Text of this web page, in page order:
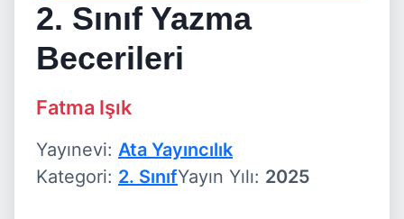
2. Sınıf Yazma
Becerileri
Fatma Işık
Yayınevi: Ata Yayıncılık
Kategori: 2. SınıfYayın Yılı: 2025